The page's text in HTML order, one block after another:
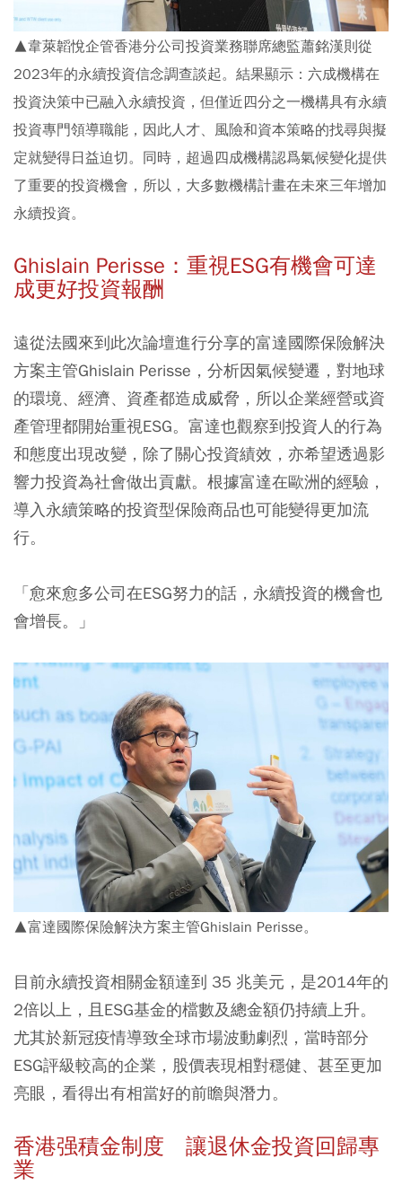
▲韋萊韜悅企管香港分公司投資業務聯席總監蕭銘漢則從
2023年的永續投資信念調查談起。結果顯示：六成機構在
投資決策中已融入永續投資，但僅近四分之一機構具有永續
投資專門領導職能，因此人才、風險和資本策略的找尋與擬
定就變得日益迫切。同時，超過四成機構認爲氣候變化提供
了重要的投資機會，所以，大多數機構計畫在未來三年增加
永續投資。
Ghislain Perisse：重視ESG有機會可達
成更好投資報酬
遠從法國來到此次論壇進行分享的富達國際保險解決
方案主管Ghislain Perisse，分析因氣候變遷，對地球
的環境、經濟、資產都造成威脅，所以企業經營或資
產管理都開始重視ESG。富達也觀察到投資人的行為
和態度出現改變，除了關心投資績效，亦希望透過影
響力投資為社會做出貢獻。根據富達在歐洲的經驗，
導入永續策略的投資型保險商品也可能變得更加流
行。
「愈來愈多公司在ESG努力的話，永續投資的機會也
會增長。」
▲富達國際保險解決方案主管Ghislain Perisse。
目前永續投資相關金額達到 35 兆美元，是2014年的
2倍以上，且ESG基金的檔數及總金額仍持續上升。
尤其於新冠疫情導致全球市場波動劇烈，當時部分
ESG評級較高的企業，股價表現相對穩健、甚至更加
亮眼，看得出有相當好的前瞻與潛力。
香港强積金制度 讓退休金投資回歸專
業